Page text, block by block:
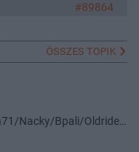
#89864
ÖSSZES TOPIK
Toka Club/Labanc/Laruska/Vica71/Nacky/Bpali/Oldrider/Josefernando/Mcbull/Kawaszabi